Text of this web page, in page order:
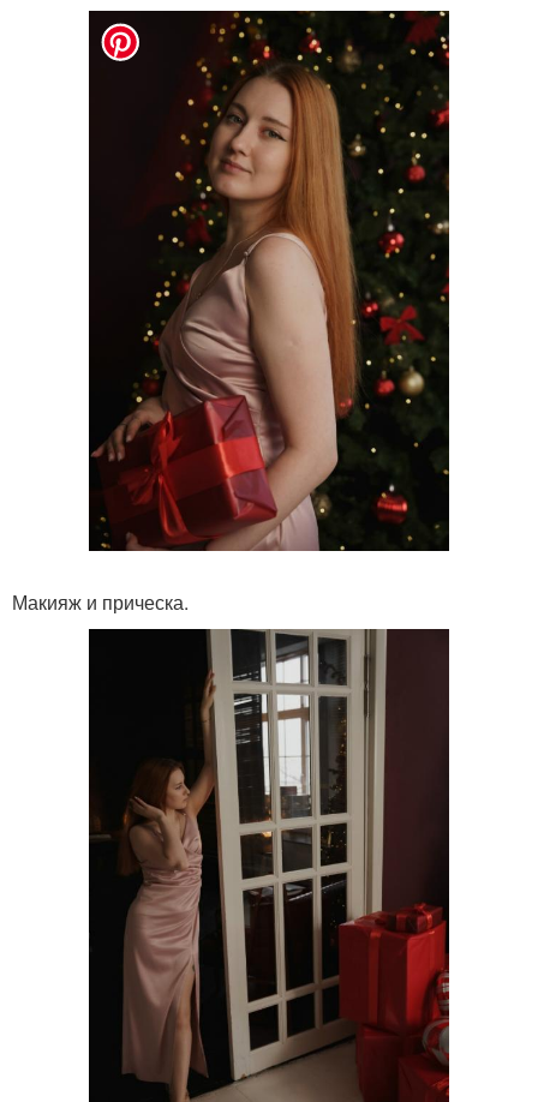
Макияж и прическа.